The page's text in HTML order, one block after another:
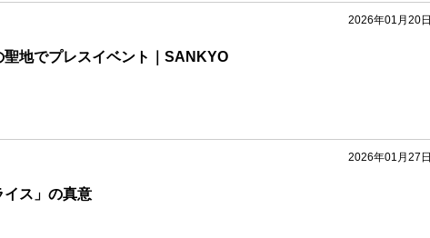
2026年01月20日
聖地でプレスイベント｜SANKYO
2026年01月27日
イス」の真意